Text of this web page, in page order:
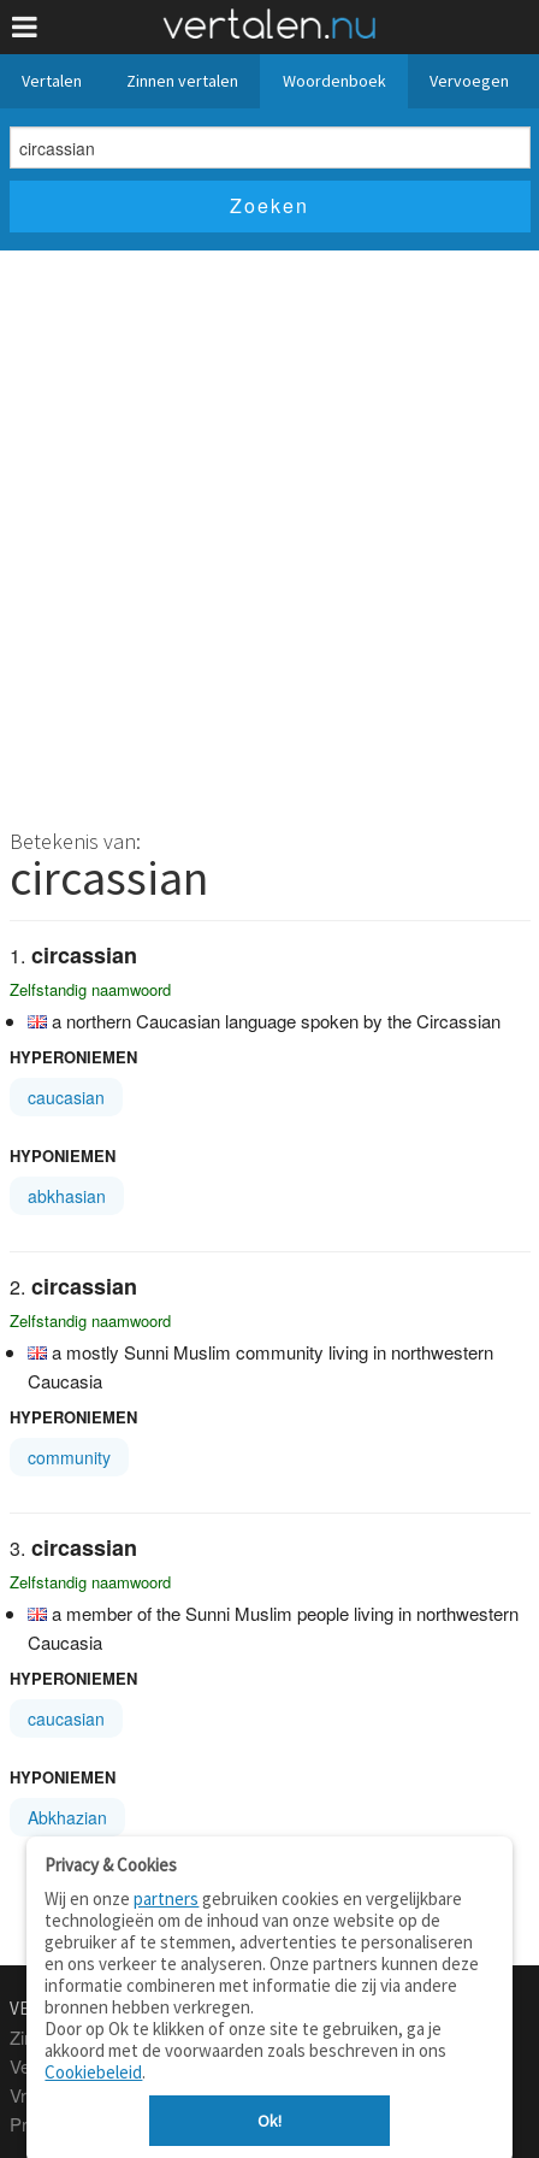
Vertalen Zinnen vertalen Woordenboek Vervoegen
Betekenis van:
circassian
circassian
Zelfstandig naamwoord
a northern Caucasian language spoken by the Circassian
HYPERONIEMEN
caucasian
HYPONIEMEN
abkhasian
circassian
Zelfstandig naamwoord
a mostly Sunni Muslim community living in northwestern
Caucasia
HYPERONIEMEN
community
circassian
Zelfstandig naamwoord
a member of the Sunni Muslim people living in northwestern
Caucasia
HYPERONIEMEN
caucasian
HYPONIEMEN
Abkhazian
VERTALEN.NU
Zinnen vertalen
Verklarend woordenboek
Vraagbaak
Professionele vertaling
Over deze site
Privacy
Privacy & Cookies
Wij en onzepartners gebruiken cookies en vergelijkbare
technologieën om de inhoud van onze website op de
gebruiker af te stemmen, advertenties te personaliseren
en ons verkeer te analyseren. Onze partners kunnen deze
informatie combineren met informatie die zij via andere
bronnen hebben verkregen.
Door op Ok te klikken of onze site te gebruiken, ga je
akkoord met de voorwaarden zoals beschreven in ons
Cookiebeleid.
Ok!